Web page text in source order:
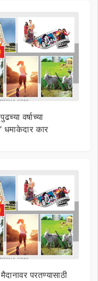
वर्षाच्या
धमाकेदार कार
परतण्यासाठी